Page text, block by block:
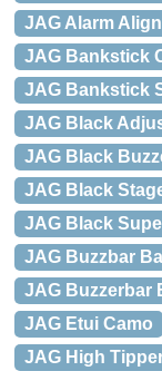
JAG Alarm
JAG Bankstick
JAG Bankstick
JAG Black
JAG Black
JAG Black
JAG Black
JAG Buzzbar
JAG Buzzerbar
JAG Etui Camo
JAG High